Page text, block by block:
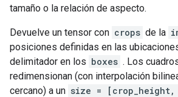
tamaño o la relación de aspecto.
Devuelve un tensor con crops de la
posiciones definidas en las
delimitador en los boxes . Los
redimensionan (con interpolación
cercano) a un size = [crop_height,